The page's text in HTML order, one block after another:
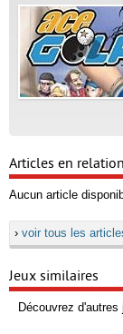
Articles en relation
Aucun article
› voir tous les
Jeux similaires
Découvrez